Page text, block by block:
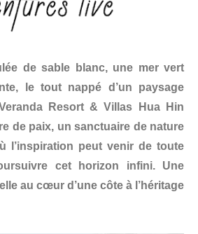
de sable blanc, une mer vert
le tout nappé d’un paysage
Resort & Villas Hua Hin
de paix, un sanctuaire de nature
l’inspiration peut venir de toute
cet horizon infini. Une
au cœur d’une côte à l’héritage